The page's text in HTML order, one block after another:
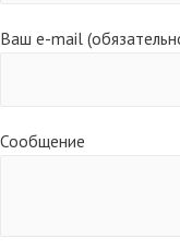
Ваш e-mail
Сообщение